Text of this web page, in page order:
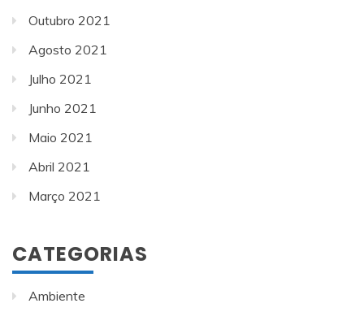
Outubro 2021
Agosto 2021
Julho 2021
Junho 2021
Maio 2021
Abril 2021
Março 2021
CATEGORIAS
Ambiente